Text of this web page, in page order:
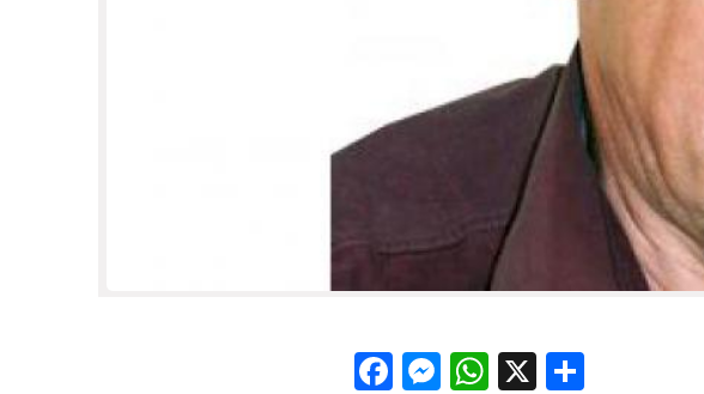
Facebook
Messenger
WhatsApp
X